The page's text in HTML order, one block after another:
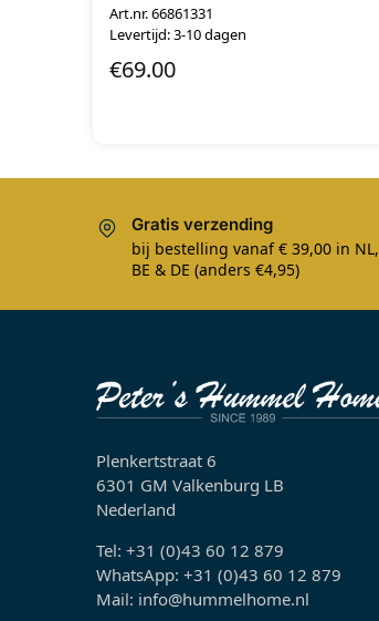
Art.nr. 66861331
Levertijd: 3-10 dagen
€69.00
Gratis verzending
bij bestelling vanaf € 39,00 in NL,
BE & DE (anders €4,95)
Plenkertstraat 6
6301 GM Valkenburg LB
Nederland
Tel: +31 (0)43 60 12 879
WhatsApp: +31 (0)43 60 12 879
Mail: info@hummelhome.nl